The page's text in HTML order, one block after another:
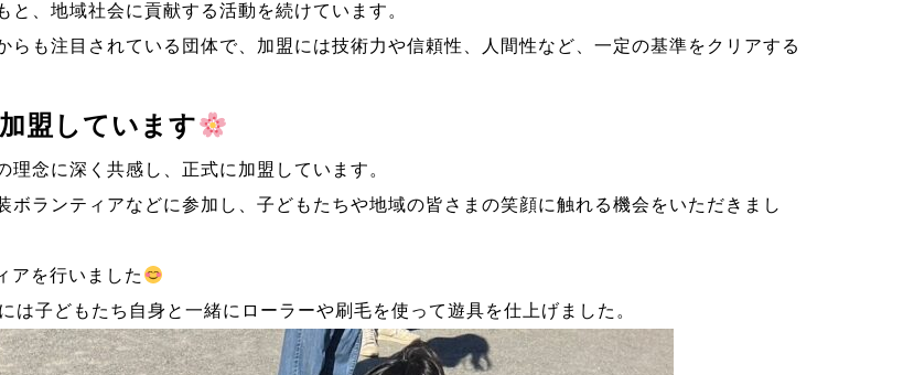
と、地域社会に貢献する活動を続けています。
も注目されている団体で、加盟には技術力や信頼性、人間性など、一定の基準をクリアする
盟しています
念に深く共感し、正式に加盟しています。
ランティアなどに参加し、子どもたちや地域の皆さまの笑顔に触れる機会をいただきまし
アを行いました
子どもたち自身と一緒にローラーや刷毛を使って遊具を仕上げました。